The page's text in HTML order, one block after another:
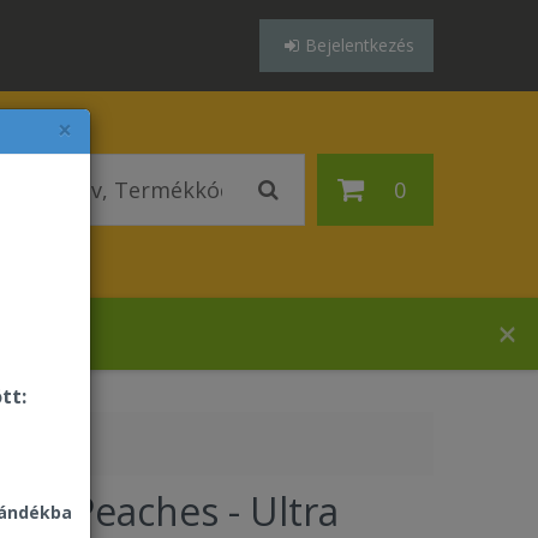
×
Bejelentkezés
0
Peaches - Ultra